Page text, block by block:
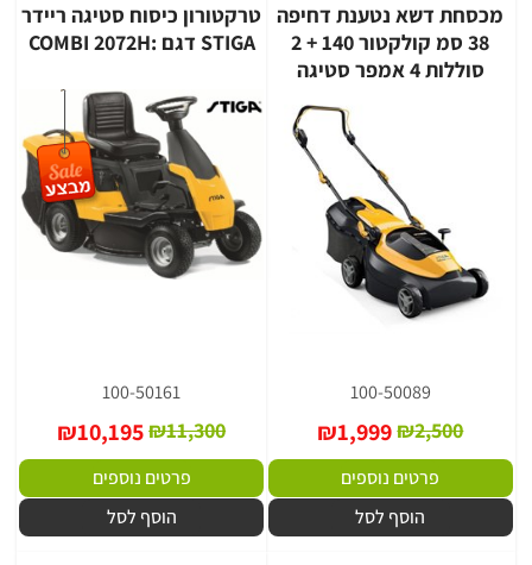
מכסחת דשא נטענת דחיפה
38 סמ קולקטור 140 + 2
סוללות 4 אמפר סטיגה
100-50089
₪2,500
₪1,999
פרטים נוספים
הוסף לסל
טרקטורון כיסוח סטיגה ריידר
STIGA דגם :COMBI 2072H
100-50161
₪11,300
₪10,195
פרטים נוספים
הוסף לסל